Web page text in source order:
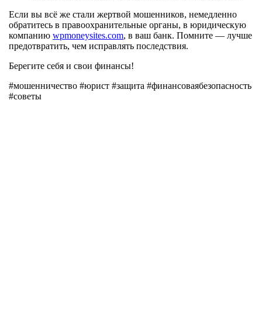
Если вы всё же стали жертвой мошенников, немедленно
обратитесь в правоохранительные органы, в юридическую
компанию wpmoneysites.com, в ваш банк. Помните — лучше
предотвратить, чем исправлять последствия.
Берегите себя и свои финансы!
#мошенничество #юрист #защита #финансоваябезопасность
#советы